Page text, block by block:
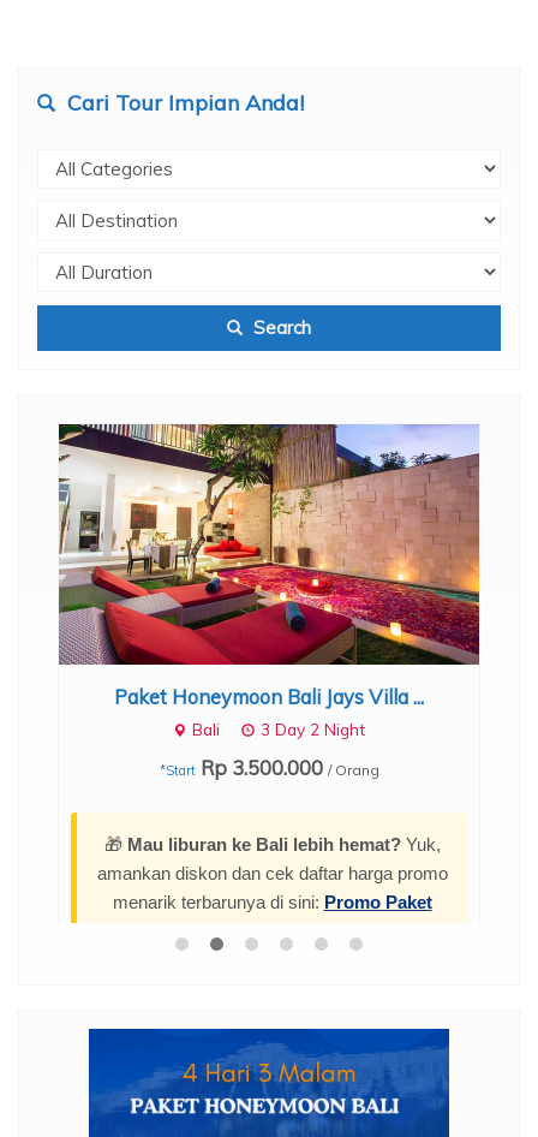
Cari Tour Impian Anda!
Search
Paket Honeymoon Bali Jays Villa ...
Bali 3 Day 2 Night
*Start Rp 3.500.000 / Orang
🎁 Mau liburan ke Bali lebih hemat?Yuk,
amankan diskon dan cek daftar harga promo
menarik terbarunya di sini: Promo Paket